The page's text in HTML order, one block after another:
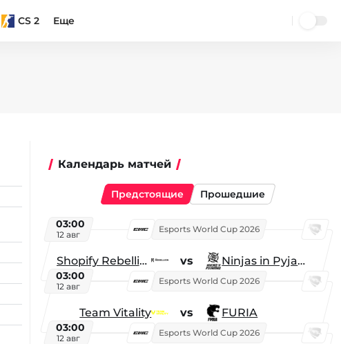
CS 2 Еще
Календарь матчей
Предстоящие Прошедшие
03:00
12 авг
Esports World Cup 2026
Shopify Rebellion vs Ninjas in Pyjamas
03:00
12 авг
Esports World Cup 2026
Team Vitality vs FURIA
03:00
12 авг
Esports World Cup 2026